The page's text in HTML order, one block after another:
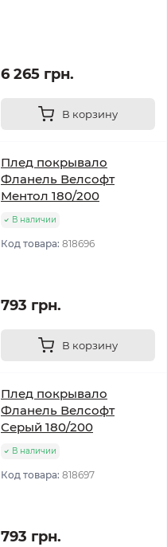
6 265 грн.
В корзину
Плед покрывало
Фланель Велсофт
Ментол 180/200
В наличии
Код товара: 818696
793 грн.
В корзину
Плед покрывало
Фланель Велсофт
Серый 180/200
В наличии
Код товара: 818697
793 грн.